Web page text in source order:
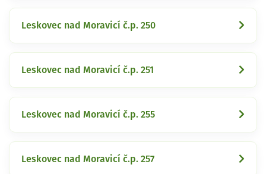
Leskovec nad Moravicí č.p. 250
Leskovec nad Moravicí č.p. 251
Leskovec nad Moravicí č.p. 255
Leskovec nad Moravicí č.p. 257